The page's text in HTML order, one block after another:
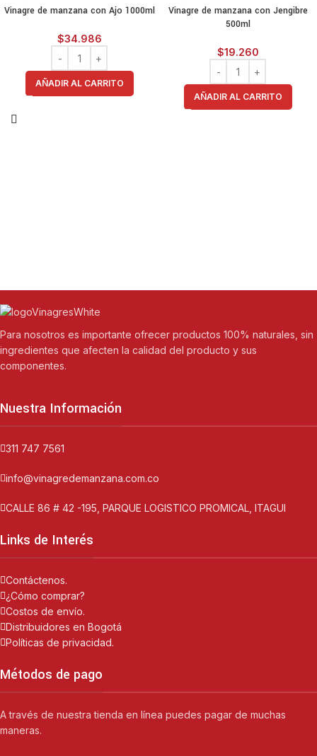
Vinagre de manzana con Ajo 1000ml
$34.986
AÑADIR AL CARRITO
Vinagre de manzana con Jengibre
500ml
$19.260
AÑADIR AL CARRITO
Para nosotros es importante ofrecer productos 100% naturales, sin
ingredientes que afecten la calidad del producto y sus
componentes.
Nuestra Información
311 747 7561
info@vinagredemanzana.com.co
CALLE 86 # 42 -195, PARQUE LOGISTICO PROMICAL, ITAGUI
Links de Interés
Contáctenos.
¿Cómo comprar?
Costos de envío.
Distribuidores en Bogotá
Políticas de privacidad.
Métodos de pago
A través de nuestra tienda en línea puedes pagar de muchas
maneras.